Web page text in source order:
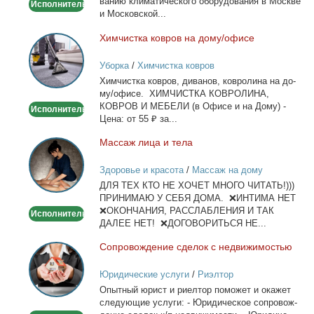
Исполнитель
и Мос­ков­ской...
Химчистка
ковров
на
дому/
Исполнитель
Хим­чист­ка ков­ров на до­му/офи­се
Уборка/ Химчистка ковров
Хим­чист­ка ков­ров, ди­ва­нов, ков­ро­ли­на на до­
му/офи­се. ХИМЧИСТКА КОВРОЛИНА,
КОВРОВ И МЕБЕЛИ (в Офи­се и на До­му) -
Це­на: от 55 ₽ за...
Массаж
лица
и
тела
Исполнитель
Мас­саж ли­ца и те­ла
Здоровье и красота/ Массаж на дому
ДЛЯ ТЕХ КТО НЕ ХОЧЕТ МНОГО ЧИТАТЬ!)))
ПРИНИМАЮ У СЕБЯ ДОМА. ❌ИНТИМА НЕТ
❌ОКОНЧАНИЯ, РАССЛАБЛЕНИЯ И ТАК
ДАЛЕЕ НЕТ! ❌ДОГОВОРИТЬСЯ НЕ...
Сопровождение
сделок
с
недвижимостью
Со­про­вож­де­ние сде­лок с недви­жи­мо­стью
Юридические услуги/ Риэлтор
Опыт­ный юрист и ри­ел­тор по­мо­жет и ока­жет
сле­ду­ю­щие услу­ги: - Юри­ди­че­ское со­про­вож­